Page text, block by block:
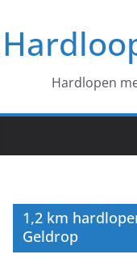
naar
de
Hardlopen
1,2 km
Geldrop